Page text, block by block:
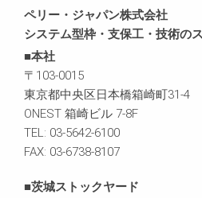
ペリー・ジャパン株式会社
システム型枠・支保工・技術の
■本社
〒103-0015
東京都中央区日本橋箱崎町31-4
ONEST 箱崎ビル 7-8F
TEL: 03-5642-6100
FAX: 03-6738-8107
■茨城ストックヤード